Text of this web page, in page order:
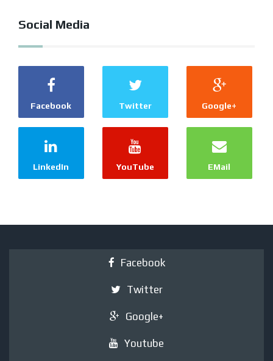
Social Media
Facebook Twitter Google+
LinkedIn YouTube EMail
Facebook
Twitter
Google+
Youtube